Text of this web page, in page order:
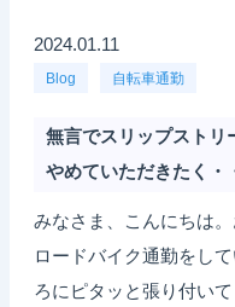
2024.01.11
Blog 自転車通勤
無言でスリップストリ
やめていただきたく・
みなさま、こんにちは。
ロードバイク通勤をし
ろにピタッと張り付い